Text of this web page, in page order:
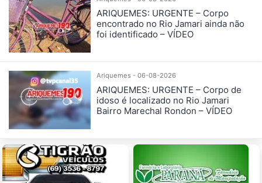
ARIQUEMES: URGENTE – Corpo
encontrado no Rio Jamari ainda não
foi identificado – VÍDEO
Ariquemes - 06-08-2026
ARIQUEMES: URGENTE – Corpo de
idoso é localizado no Rio Jamari
Bairro Marechal Rondon – VÍDEO